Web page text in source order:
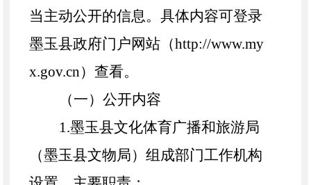
当主动公开的信息。具体内容可登录
墨玉县政府门户网站（http://www.my
x.gov.cn）查看。
（一）公开内容
1.墨玉县文化体育广播和旅游局
（墨玉县文物局）组成部门工作机构